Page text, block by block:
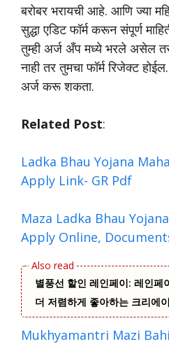
बरोबर भरायची आहे. आणि ज्या
सुद्धा एडिट फॉर्म करून संपूर्ण
तुम्ही अर्ज अँप मध्ये भरले असेल
नाही तर तुमचा फॉर्म रिजेक्ट
अर्ज करू शकता.
Related Post:
Ladka Bhau Yojana
Apply Link- GR Pdf
Maza Ladka Bhau
Apply Online,
별풍선 할인 레인페이: 레인
더 저렴하게 좋아하는 크리에
Mukhyamantri Mazi